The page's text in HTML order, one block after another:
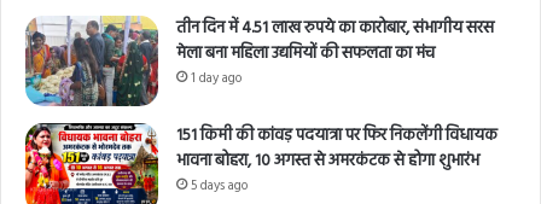
तीन दिन में 4.51 लाख रुपये का कारोबार, संभागीय सरस
मेला बना महिला उद्यमियों की सफलता का मंच
1 day ago
151 किमी की कांवड़ पदयात्रा पर फिर निकलेंगी विधायक
भावना बोहरा, 10 अगस्त से अमरकंटक से होगा शुभारंभ
5 days ago